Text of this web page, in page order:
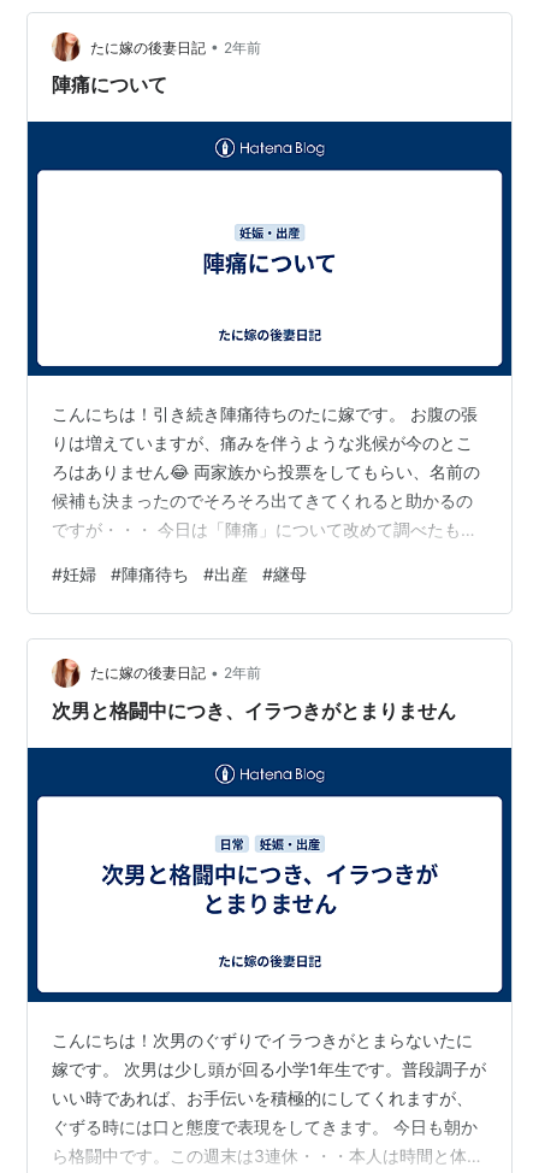
い実話らしいです。 濡れた服は、誰も来ていないのだけ
どゴロが好いからこうなったのでしょうか？「今日から
お前はマカロニだ！」という七曲署捜査一係を彷彿とさ
たに嫁の後妻日記 • 2年前
陣痛について
こんにちは！引き続き陣痛待ちのたに嫁です。 お腹の張
りは増えていますが、痛みを伴うような兆候が今のとこ
ろはありません😂 両家族から投票をしてもらい、名前の
候補も決まったのでそろそろ出てきてくれると助かるの
ですが・・・ 今日は「陣痛」について改めて調べたもの
プ 陣痛の進行 陣痛の痛みの特徴 陣痛の感覚と強さ 陣痛
の兆候 陣痛を和らげる方法 陣痛とは 陣痛は、出産の過
程で起こる子宮の規則的な収縮です。この収縮は、赤ち
ゃんを産道に押し出すために必要な力です。陣痛は、出
産が始まる合図であり、赤ちゃんが生まれる準備が整っ
#妊婦 #陣痛待ち #出産 #継母
たに嫁の後妻日記 • 2年前
次男と格闘中につき、イラつきがとまりません
こんにちは！次男のぐずりでイラつきがとまらないたに
嫁です。 次男は少し頭が回る小学1年生です。普段調子が
いい時であれば、お手伝いを積極的にしてくれますが、
ぐずる時には口と態度で表現をしてきます。 今日も朝か
ら格闘中です。この週末は3連休・・・本人は時間と体力